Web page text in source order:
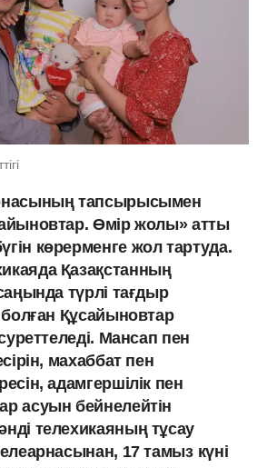
тапсырысымен
Өмір жолы» атты
көрерменге жол тартуда.
Қазақстанның
түрлі тағдыр
болған Құсайыновтар
суреттеледі. Мансап пен
махаббат пен
адамгершілік пен
асуын бейнелейтін
телехикаяның тұсау
17 тамыз күні